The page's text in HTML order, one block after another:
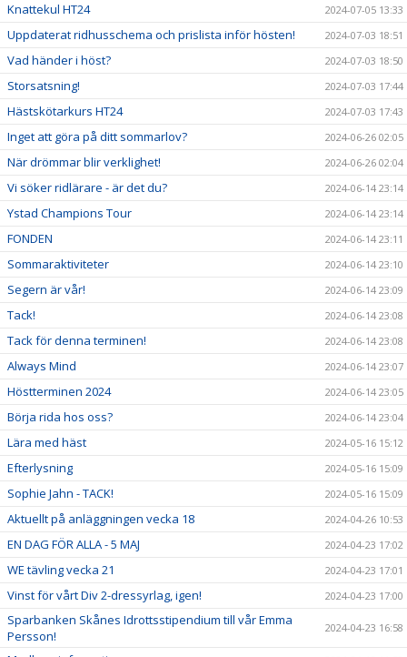
Knattekul HT24 2024-07-05 13:33
Uppdaterat ridhusschema och prislista inför hösten! 2024-07-03 18:51
Vad händer i höst? 2024-07-03 18:50
Storsatsning! 2024-07-03 17:44
Hästskötarkurs HT24 2024-07-03 17:43
Inget att göra på ditt sommarlov? 2024-06-26 02:05
När drömmar blir verklighet! 2024-06-26 02:04
Vi söker ridlärare - är det du? 2024-06-14 23:14
Ystad Champions Tour 2024-06-14 23:14
FONDEN 2024-06-14 23:11
Sommaraktiviteter 2024-06-14 23:10
Segern är vår! 2024-06-14 23:09
Tack! 2024-06-14 23:08
Tack för denna terminen! 2024-06-14 23:08
Always Mind 2024-06-14 23:07
Höstterminen 2024 2024-06-14 23:05
Börja rida hos oss? 2024-06-14 23:04
Lära med häst 2024-05-16 15:12
Efterlysning 2024-05-16 15:09
Sophie Jahn - TACK! 2024-05-16 15:09
Aktuellt på anläggningen vecka 18 2024-04-26 10:53
EN DAG FÖR ALLA - 5 MAJ 2024-04-23 17:02
WE tävling vecka 21 2024-04-23 17:01
Vinst för vårt Div 2-dressyrlag, igen! 2024-04-23 17:00
Sparbanken Skånes Idrottsstipendium till vår Emma
Persson!
2024-04-23 16:58